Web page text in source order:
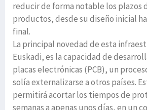
reducir de forma notable los plazos
productos, desde su diseño inicial
final.
La principal novedad de esta
Euskadi, es la capacidad de
placas electrónicas (PCB), un
solía externalizarse a otros países.
permitirá acortar los tiempos de
semanas a apenas unos días, en un